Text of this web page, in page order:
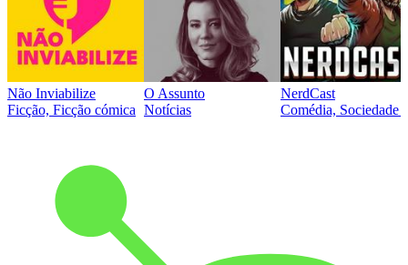
Não Inviabilize
Ficção, Ficção cómica
O Assunto
Notícias
NerdCast
Comédia, Sociedade